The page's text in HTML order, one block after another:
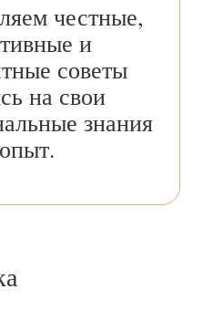
честные,
и
советы
на свои
знания